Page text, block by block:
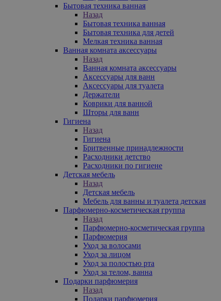
Бытовая техника ванная
Назад
Бытовая техника ванная
Бытовая техника для детей
Мелкая техника ванная
Ванная комната аксессуары
Назад
Ванная комната аксессуары
Аксессуары для ванн
Аксессуары для туалета
Держатели
Коврики для ванной
Шторы для ванн
Гигиена
Назад
Гигиена
Бритвенные принадлежности
Расходники детство
Расходники по гигиене
Детская мебель
Назад
Детская мебель
Мебель для ванны и туалета детская
Парфюмерно-косметическая группа
Назад
Парфюмерно-косметическая группа
Парфюмерия
Уход за волосами
Уход за лицом
Уход за полостью рта
Уход за телом, ванна
Подарки парфюмерия
Назад
Подарки парфюмерия